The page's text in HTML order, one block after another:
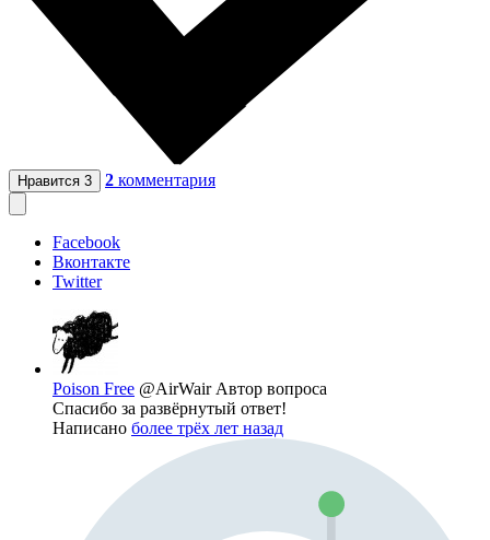
Нравится 3 2 комментария
Facebook
Вконтакте
Twitter
Poison Free @AirWair Автор вопроса
Спасибо за развёрнутый ответ!
Написано более трёх лет назад